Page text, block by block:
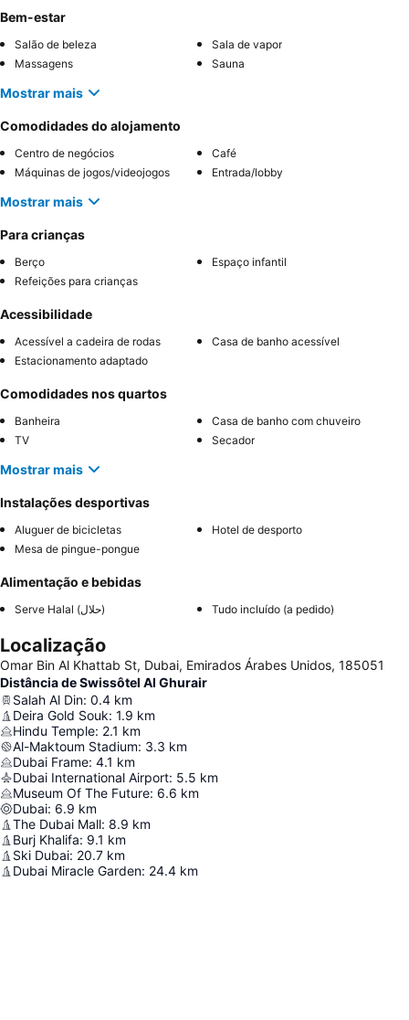
Bem-estar
Salão de beleza
Sala de vapor
Massagens
Sauna
Mostrar mais
Comodidades do alojamento
Centro de negócios
Café
Máquinas de jogos/videojogos
Entrada/lobby
Mostrar mais
Para crianças
Berço
Espaço infantil
Refeições para crianças
Acessibilidade
Acessível a cadeira de rodas
Casa de banho acessível
Estacionamento adaptado
Comodidades nos quartos
Banheira
Casa de banho com chuveiro
TV
Secador
Mostrar mais
Instalações desportivas
Aluguer de bicicletas
Hotel de desporto
Mesa de pingue-pongue
Alimentação e bebidas
Serve Halal (حلال) Tudo incluído (a pedido)
Localização
Omar Bin Al Khattab St, Dubai, Emirados Árabes Unidos, 185051
Distância de Swissôtel Al Ghurair
Salah Al Din: 0.4 km
Deira Gold Souk: 1.9 km
Hindu Temple: 2.1 km
Al-Maktoum Stadium: 3.3 km
Dubai Frame: 4.1 km
Dubai International Airport: 5.5 km
Museum Of The Future: 6.6 km
Dubai: 6.9 km
The Dubai Mall: 8.9 km
Burj Khalifa: 9.1 km
Ski Dubai: 20.7 km
Dubai Miracle Garden: 24.4 km